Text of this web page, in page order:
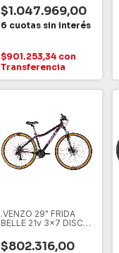
CON DISPLAY LED
$1.047.969,00
$901.253,34 con
Transferencia
.VENZO 29" FRIDA
BELLE 21v 3x7 DISCO
$802.316,00